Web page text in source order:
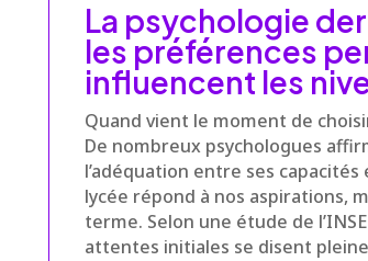
La psychologie
les préférences
influencent les
Quand vient le moment de
De nombreux psychologues
l’adéquation entre ses
lycée répond à nos aspirations,
terme. Selon une étude de
attentes initiales se disent